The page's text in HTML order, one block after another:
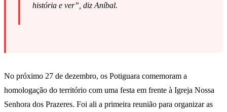
história e ver”, diz Aníbal.
No próximo 27 de dezembro, os Potiguara comemoram a
homologação do território com uma festa em frente à Igreja Nossa
Senhora dos Prazeres. Foi ali a primeira reunião para organizar as